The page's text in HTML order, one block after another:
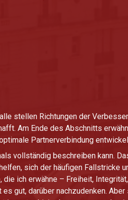
stellen Richtungen der
Am Ende des Abschnitts
Partnerverbindung
vollständig beschreiben kann.
sich der häufigen Fallstricke
ich erwähne – Freiheit,
gut, darüber nachzudenken.